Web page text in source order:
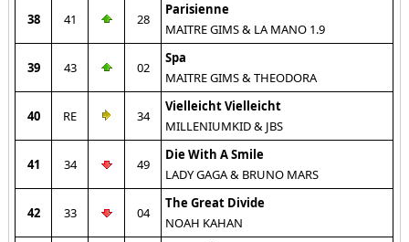
38 41 28
Parisienne
MAITRE GIMS & LA MANO 1.9
39 43 02
Spa
MAITRE GIMS & THEODORA
40 RE 34
Vielleicht Vielleicht
MILLENIUMKID & JBS
41 34 49
Die With A Smile
LADY GAGA & BRUNO MARS
42 33 04
The Great Divide
NOAH KAHAN